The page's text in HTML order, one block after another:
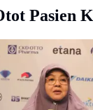
Pasien
Medik
Siloam
(K), ungkap
selama menjalani
Liputan6.com)